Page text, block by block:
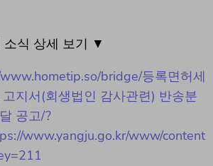
소식 상세 보기 ▼
bridge/등록면허세
지서(회생법인 감사관련) 반송분
공고/?
www.yangju.go.kr/www/content